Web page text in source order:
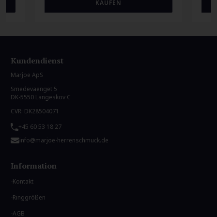
Kundendienst
Marjoe ApS
Smedevaenget 5
DK-5550 Langeskov C
CVR: DK28504071
+45 60 53 18 27
info@marjoe-herrenschmuck.de
Information
Kontakt
Ringgrößen
AGB